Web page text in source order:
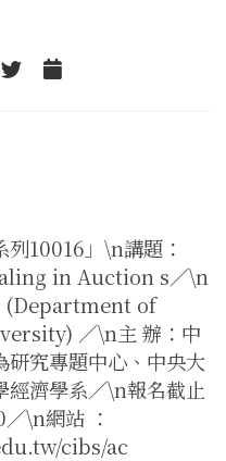
TwitterAdd to Calendar
列10016」\n講題：
in Auction s／\n
(Department of
／\n主 辦：中
研究專題中心、中央大
經濟學系／\n報名截止
\n網站 ：
cibs/ac